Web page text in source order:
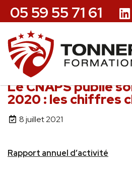
05 59 55 71 61
Le CNAPS publie
2020 : les chiffres
8 juillet 2021
Rapport annuel d’activité